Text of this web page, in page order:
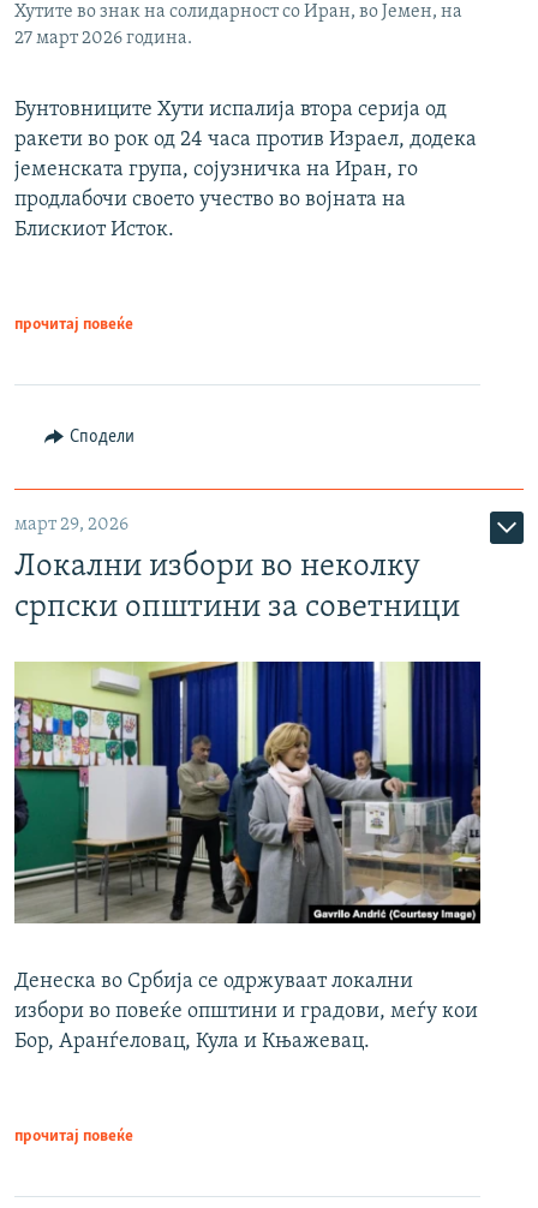
Хутите во знак на солидарност со Иран, во Јемен, на
27 март 2026 година.
Бунтовниците Хути испалија втора серија од
ракети во рок од 24 часа против Израел, додека
јеменската група, сојузничка на Иран, го
продлабочи своето учество во војната на
Блискиот Исток.
прочитај повеќе
Сподели
март 29, 2026
Локални избори во неколку
српски општини за советници
Денеска во Србија се одржуваат локални
избори во повеќе општини и градови, меѓу кои
Бор, Аранѓеловац, Кула и Књажевац.
прочитај повеќе